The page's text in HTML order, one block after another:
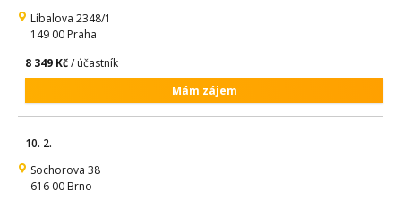
Líbalova 2348/1
149 00 Praha
8 349 Kč/ účastník
Mám zájem
10. 2.
Sochorova 38
616 00 Brno